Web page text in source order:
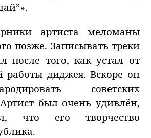
артиста меломаны
позже. Записывать треки
после того, как устал от
работы диджея. Вскоре он
советских
был очень удивлён,
что его творчество